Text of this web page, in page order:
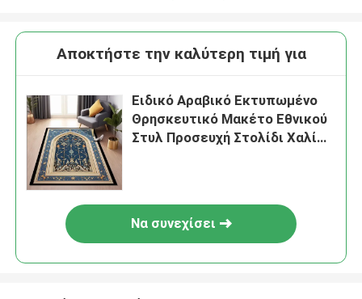
Αποκτήστε την καλύτερη τιμή για
Ειδικό Αραβικό Εκτυπωμένο
Θρησκευτικό Μακέτο Εθνικού
Στυλ Προσευχή Στολίδι Χαλί
Να συνεχίσει